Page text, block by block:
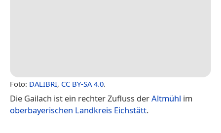
Foto: DALIBRI, CC BY-SA 4.0.
Die Gailach ist ein rechter Zufluss derAltmühl im
oberbayerischen Landkreis Eichstätt.